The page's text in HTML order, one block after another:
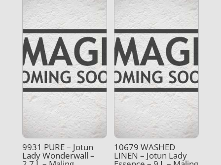
9931 PURE – Jotun
Lady Wonderwall –
10679 WASHED
LINEN – Jotun Lady